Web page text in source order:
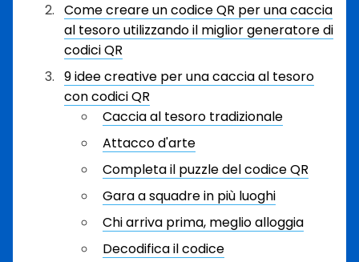
Come creare un codice QR per una caccia
al tesoro utilizzando il miglior generatore di
codici QR
9 idee creative per una caccia al tesoro
con codici QR
Caccia al tesoro tradizionale
Attacco d'arte
Completa il puzzle del codice QR
Gara a squadre in più luoghi
Chi arriva prima, meglio alloggia
Decodifica il codice